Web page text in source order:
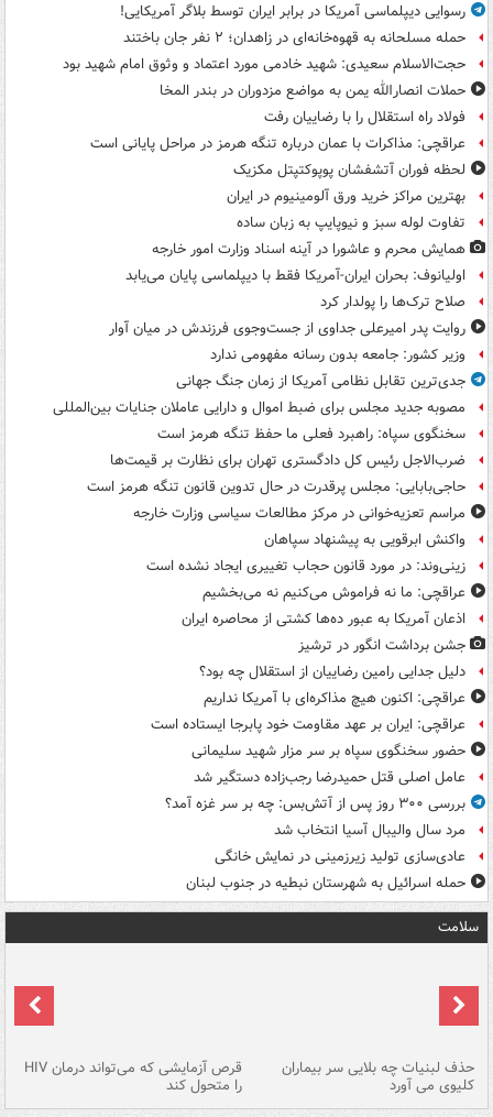
رسوایی دیپلماسی آمریکا در برابر ایران توسط بلاگر آمریکایی!
حمله مسلحانه به قهوه‌خانه‌ای در زاهدان؛ ۲ نفر جان باختند
حجت‌الاسلام سعیدی: شهید خادمی مورد اعتماد و وثوق امام شهید بود
حملات انصارالله یمن به مواضع مزدوران در بندر المخا
فولاد راه استقلال را با رضاییان رفت
عراقچی: مذاکرات با عمان درباره تنگه هرمز در مراحل پایانی است
لحظه فوران آتشفشان پوپوکتپتل مکزیک
بهترین مراکز خرید ورق آلومینیوم در ایران
تفاوت لوله سبز و نیوپایپ به زبان ساده
همایش محرم و عاشورا در آینه اسناد وزارت امور خارجه
اولیانوف: بحران ایران-آمریکا فقط با دیپلماسی پایان می‌یابد
صلاح ترک‌ها را پولدار کرد
روایت پدر امیرعلی جداوی از جست‌وجوی فرزندش در میان آوار
وزیر کشور: جامعه بدون رسانه مفهومی ندارد
جدی‌ترین تقابل نظامی آمریکا از زمان جنگ جهانی
مصوبه جدید مجلس برای ضبط اموال و دارایی عاملان جنایات بین‌المللی
سخنگوی سپاه: راهبرد فعلی ما حفظ تنگه هرمز است
ضرب‌الاجل رئیس کل دادگستری تهران برای نظارت بر قیمت‌ها
حاجی‌بابایی: مجلس پرقدرت در حال تدوین قانون تنگه هرمز است
مراسم تعزیه‌خوانی در مرکز مطالعات سیاسی وزارت خارجه
واکنش ابرقویی به پیشنهاد سپاهان
زینی‌وند: در مورد قانون حجاب تغییری ایجاد نشده است
عراقچی: ما نه فراموش می‌کنیم نه می‌بخشیم
اذعان آمریکا به عبور ده‌ها کشتی از محاصره ایران
جشن برداشت انگور در ترشیز
دلیل جدایی رامین رضاییان از استقلال چه بود؟
عراقچی: اکنون هیچ مذاکره‌ای با آمریکا نداریم
عراقچی: ایران بر عهد مقاومت خود پابرجا ایستاده است
حضور سخنگوی سپاه بر سر مزار شهید سلیمانی
عامل اصلی قتل حمیدرضا رجب‌زاده دستگیر شد
بررسی ۳۰۰ روز پس از آتش‌بس: چه بر سر غزه آمد؟
مرد سال والیبال آسیا انتخاب شد
عادی‌سازی تولید زیرزمینی در نمایش خانگی
حمله اسرائیل به شهرستان نبطیه در جنوب لبنان
سلامت
حذف لبنیات چه بلایی سر بیماران
کلیوی می آورد
قرص آزمایشی که می‌تواند درمان HIV
را متحول کند